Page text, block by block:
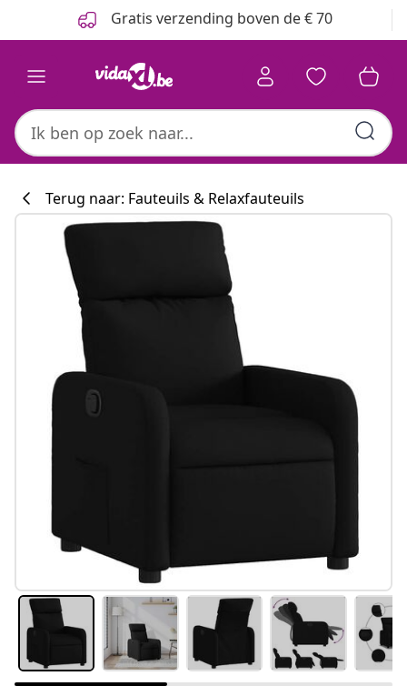
Gratis verzending boven de € 70
Terug naar: Fauteuils & Relaxfauteuils